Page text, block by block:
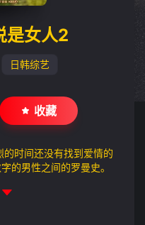
是女人2
日韩综艺
收藏
时间还没有找到爱情的
的男性之间的罗曼史。